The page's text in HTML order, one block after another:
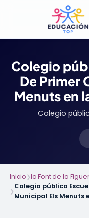
Colegio
De Primer
Menuts en
Colegio
Inicio❯la Font de la
❯
Colegio público
Municipal Els Menuts